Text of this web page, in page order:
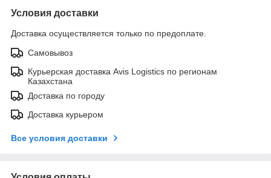
Условия доставки
Доставка осуществляется только по предоплате.
Самовывоз
Курьерская доставка Avis Logistics по регионам
Казахстана
Доставка по городу
Доставка курьером
Все условия доставки